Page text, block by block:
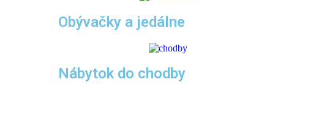
Obývačky a jedálne
Nábytok do chodby